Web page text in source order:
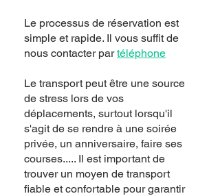
Le processus de réservation est
simple et rapide. Il vous suffit de
nous contacter partéléphone
Le transport peut être une source
de stress lors de vos
déplacements, surtout lorsqu'il
s'agit de se rendre à une soirée
privée, un anniversaire, faire ses
courses..... Il est important de
trouver un moyen de transport
fiable et confortable pour garantir